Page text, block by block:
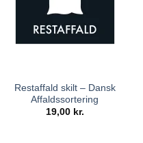
Restaffald skilt – Dansk
Affaldssortering
19,00 kr.